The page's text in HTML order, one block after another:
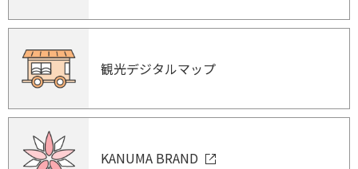
観光デジタルマップ
KANUMA BRAND